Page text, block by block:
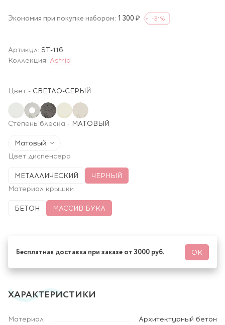
Экономия при покупке набором: 1 300 ₽ -31%
Артикул: ST-116
Коллекция: Astrid
Цвет - СВЕТЛО-СЕРЫЙ
Степень блеска - МАТОВЫЙ
Матовый
Цвет диспенсера
МЕТАЛЛИЧЕСКИЙ
ЧЕРНЫЙ
Материал крышки
БЕТОН МАССИВ БУКА
Бесплатная доставка при заказе от 3000 руб. ОК
ХАРАКТЕРИСТИКИ
Материал
Архитектурный бетон